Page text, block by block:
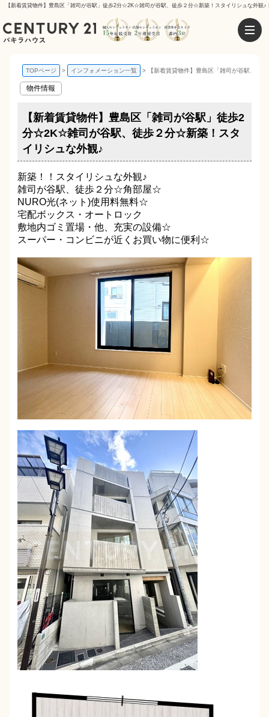
【新着賃貸物件】豊島区「雑司が谷駅」徒歩2分☆2K☆雑司が谷駅、徒歩２分☆新築！スタイリシュな外観♪
TOPページ インフォメーション一覧 【新着賃貸物件】豊島区「雑司が谷駅」
物件情報
【新着賃貸物件】豊島区「雑司が谷駅」徒歩2
分☆2K☆雑司が谷駅、徒歩２分☆新築！スタ
イリシュな外観♪
新築！！スタイリシュな外観♪
雑司が谷駅、徒歩２分☆角部屋☆
NURO光(ネット)使用料無料☆
宅配ボックス・オートロック
敷地内ゴミ置場・他、充実の設備☆
スーパー・コンビニが近くお買い物に便利☆